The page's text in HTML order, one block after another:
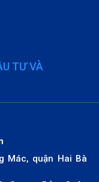
TƯ VÀ
Mác, quận Hai Bà